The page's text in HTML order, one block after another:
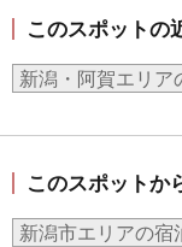
このスポットの
新潟・阿賀エリア
このスポットか
新潟市エリアの宿